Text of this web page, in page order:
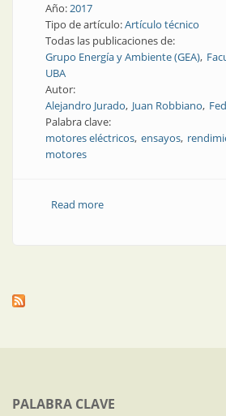
Año:2017
Tipo de artículo:Artículo técnico
Todas las publicaciones de:
Grupo Energía y Ambiente (GEA)
UBA
Autor:
Alejandro Jurado Juan Robbiano
Palabra clave:
motores eléctricos ensayos
motores
Read moreabout Distribución |
PALABRA CLAVE